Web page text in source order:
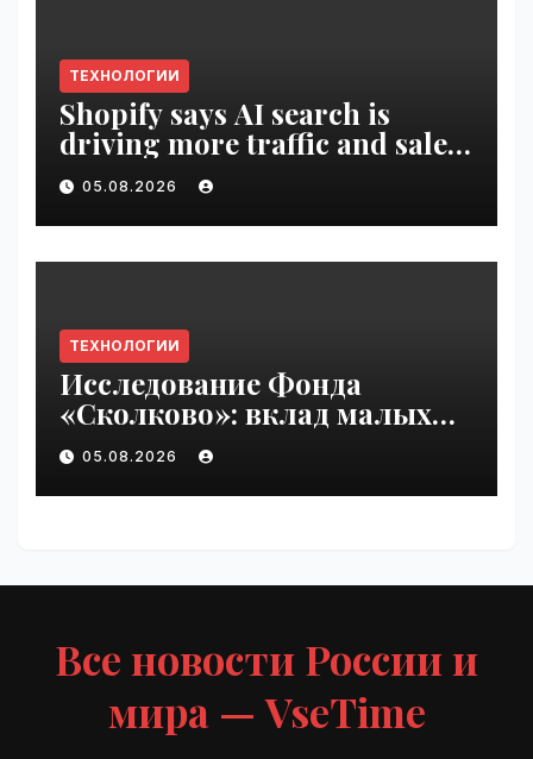
ТЕХНОЛОГИИ
Shopify says AI search is
driving more traffic and sales,
not replacing Google |
VseTime.ru
05.08.2026
ТЕХНОЛОГИИ
Исследование Фонда
«Сколково»: вклад малых
технологических компаний
в добавленную стоимость
высокотеха вырос вдвое за
05.08.2026
Все новости России и
мира — VseTime